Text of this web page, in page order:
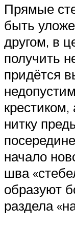
Прямые
быть
другом, в
получить
придётся
нитку
начало
шва
образуют
раздела